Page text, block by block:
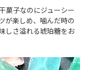
菓子なのにジューシー
が楽しめ、噛んだ時の
しさ溢れる琥珀糖をお